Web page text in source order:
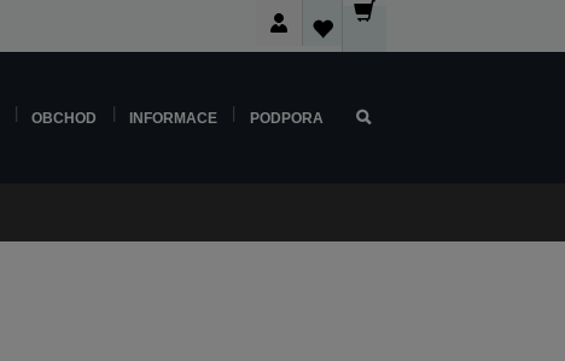
OBCHOD INFORMACE PODPORA